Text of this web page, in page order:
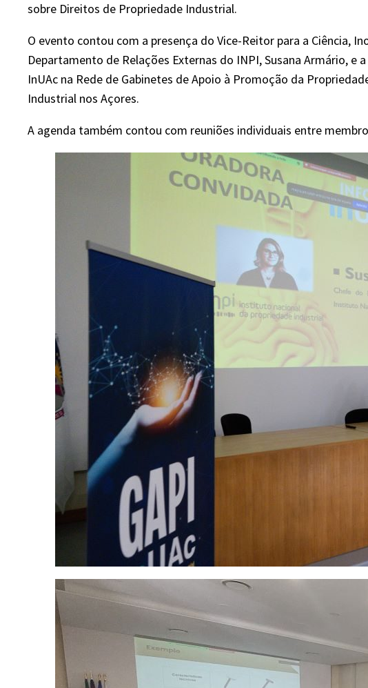
sobre Direitos de Propriedade Industrial.
O evento contou com a presença do Vice-Reitor para a Ciência,
Departamento de Relações Externas do INPI, Susana Armário,
InUAc na Rede de Gabinetes de Apoio à Promoção da
Industrial nos Açores.
A agenda também contou com reuniões individuais entre